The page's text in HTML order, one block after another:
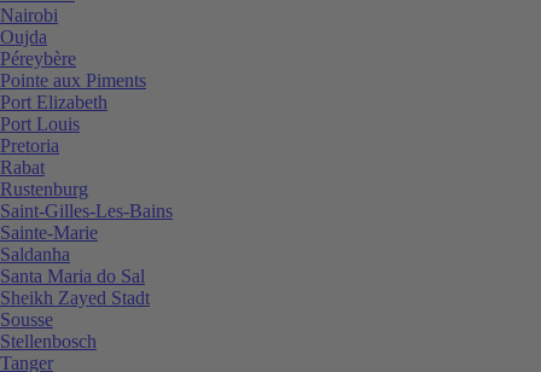
Nairobi
Oujda
Péreybère
Pointe aux Piments
Port Elizabeth
Port Louis
Pretoria
Rabat
Rustenburg
Saint-Gilles-Les-Bains
Sainte-Marie
Saldanha
Santa Maria do Sal
Sheikh Zayed Stadt
Sousse
Stellenbosch
Tanger